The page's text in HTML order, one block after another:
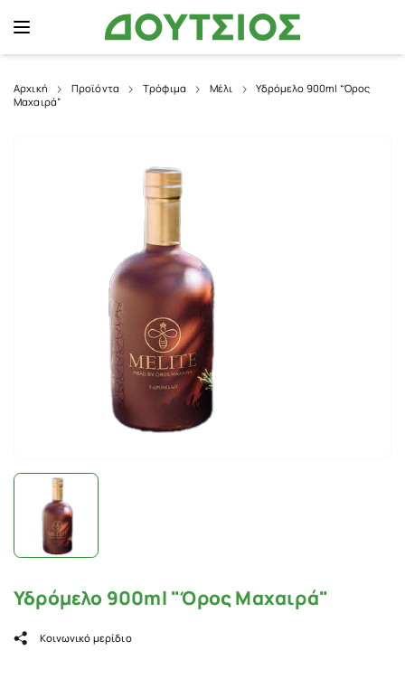
Αρχική Προϊόντα Τρόφιμα Μέλι
Υδρόμελο 900ml “Όρος
Μαχαιρά”
Υδρόμελο 900ml "Όρος Μαχαιρά"
Κοινωνικό μερίδιο